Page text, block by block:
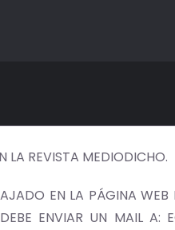
LA REVISTA MEDIODICHO.
EN LA PÁGINA
ENVIAR UN MAIL A: